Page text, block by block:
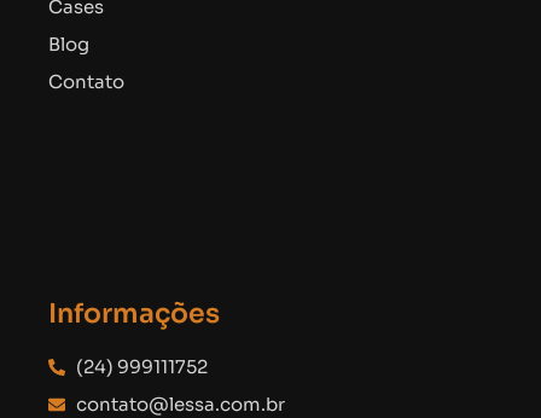
Cases
Blog
Contato
Informações
(24) 999111752
contato@lessa.com.br